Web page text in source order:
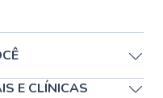
E CLÍNICAS